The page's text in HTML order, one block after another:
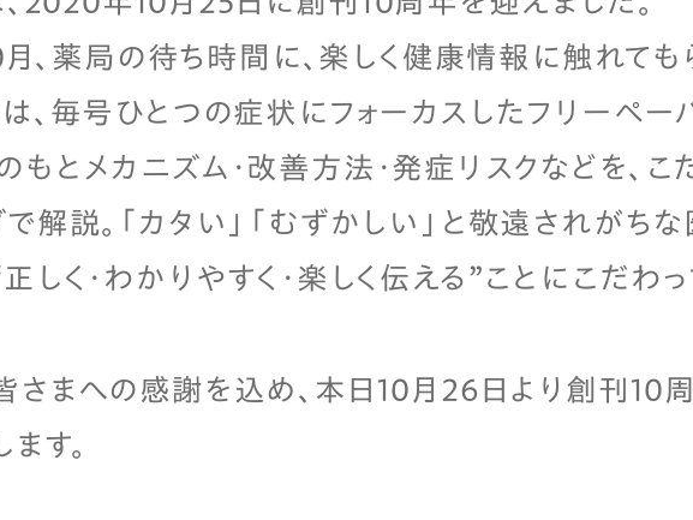
、薬局の待ち時間に、楽しく健康情報に触れても
、毎号ひとつの症状にフォーカスしたフリーペー
もとメカニズム・改善方法・発症リスクなどを、こ
で解説。「カタい」「むずかしい」と敬遠されがち
しく・わかりやすく・楽しく伝える”ことにこだわっ
さまへの感謝を込め、本日10月26日より創刊10
す。